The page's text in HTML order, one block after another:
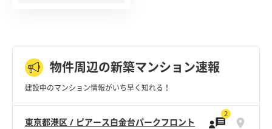
物件周辺の新築マンション速報
建設中のマンション情報がいち早く知れる！
東京都港区 / ピアース白金台パークフロント
2